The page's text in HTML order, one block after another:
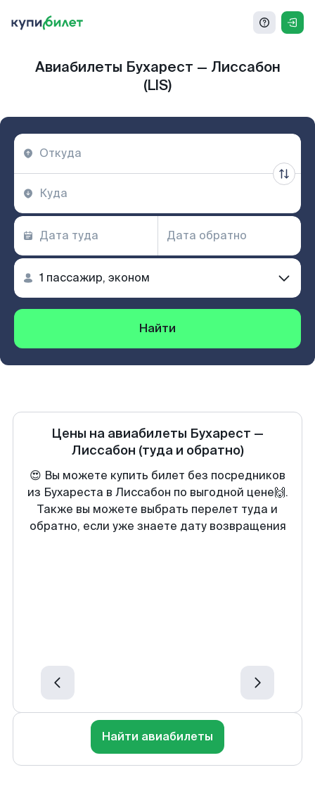
Авиабилеты Бухарест — Лиссабон
(LIS)
Найти
Цены на авиабилеты Бухарест —
Лиссабон (туда и обратно)
😍 Вы можете купить билет без посредников
из Бухареста в Лиссабон по выгодной цене🙌.
Также вы можете выбрать перелет туда и
обратно, если уже знаете дату возвращения
Найти авиабилеты